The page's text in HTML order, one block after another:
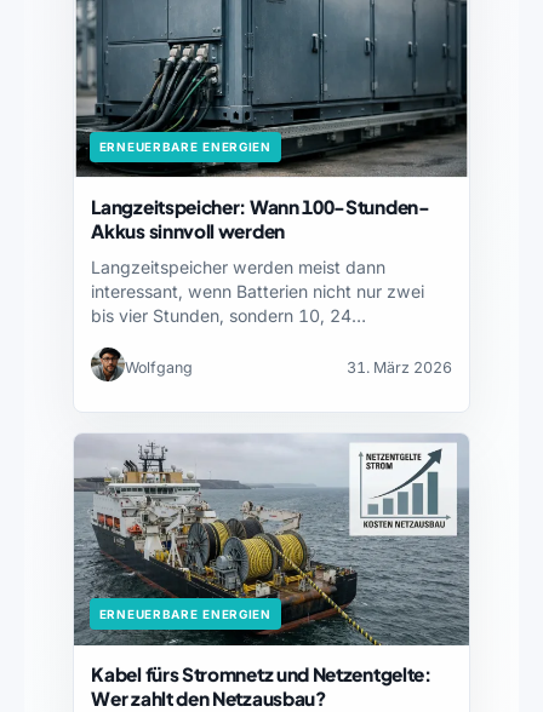
ERNEUERBARE ENERGIEN
Langzeitspeicher: Wann 100-Stunden-
Akkus sinnvoll werden
Langzeitspeicher werden meist dann
interessant, wenn Batterien nicht nur zwei
bis vier Stunden, sondern 10, 24…
Wolfgang 31. März 2026
ERNEUERBARE ENERGIEN
Kabel fürs Stromnetz und Netzentgelte:
Wer zahlt den Netzausbau?